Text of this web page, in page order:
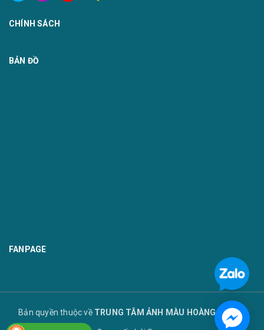
CHÍNH SÁCH
BẢN ĐỒ
FANPAGE
Bản quyền thuộc về TRUNG TÂM ẢNH MÀU HOÀNG TUYẾT